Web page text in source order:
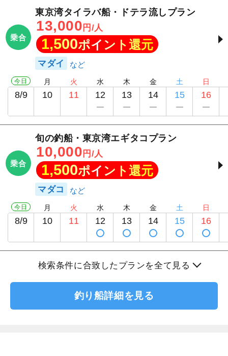
乗合
東京湾タイラバ船・ドテラ流しプラン
13,000 円/人
1,500ポイント還元
マダイ
今日
8/9
月
10
火
11
水
12
木
13
金
14
土
15
日
16
乗合
旬の釣船・東京湾エギタコプラン
10,000 円/人
1,500ポイント還元
マダコ
今日
8/9
月
10
火
11
水
12
木
13
金
14
土
15
日
16
検索条件に合致したプランを全て見る
釣り船詳細を見る